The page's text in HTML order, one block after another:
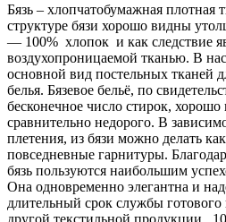
Бязь – хлопчатобумажная плотная
структуре бязи хорошо видны
― 100% хлопок и как следствие
воздухопроницаемой тканью. В
основной вид постельных тканей
белья. Бязевое бельё, по
бесконечное число стирок, хорошо
сравнительно недорого. В
плетения, из бязи можно делать
повседневные гарнитуры.
бязь пользуются наибольшим
Она одновременно элегантна и
длительный срок службы готового
другой текстильной продукции.